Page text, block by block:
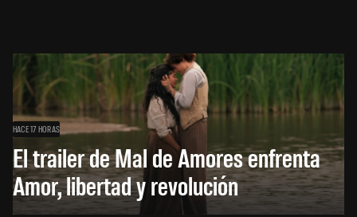
HACE 17 HORAS
El trailer de Mal de Amores enfrenta
Amor, libertad y revolución